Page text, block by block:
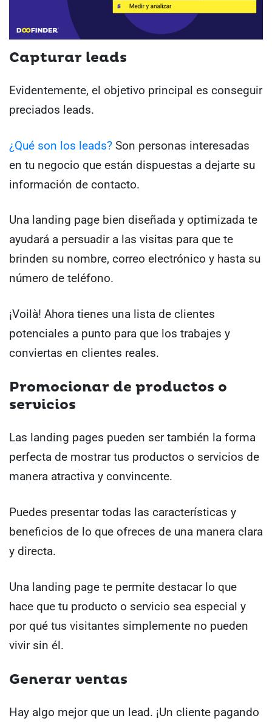
Capturar leads
Evidentemente, el objetivo principal es conseguir
preciados leads.
¿Qué son los leads? Son personas interesadas
en tu negocio que están dispuestas a dejarte su
información de contacto.
Una landing page bien diseñada y optimizada te
ayudará a persuadir a las visitas para que te
brinden su nombre, correo electrónico y hasta su
número de teléfono.
¡Voilà! Ahora tienes una lista de clientes
potenciales a punto para que los trabajes y
conviertas en clientes reales.
Promocionar de productos o
servicios
Las landing pages pueden ser también la forma
perfecta de mostrar tus productos o servicios de
manera atractiva y convincente.
Puedes presentar todas las características y
beneficios de lo que ofreces de una manera clara
y directa.
Una landing page te permite destacar lo que
hace que tu producto o servicio sea especial y
por qué tus visitantes simplemente no pueden
vivir sin él.
Generar ventas
Hay algo mejor que un lead. ¡Un cliente pagando